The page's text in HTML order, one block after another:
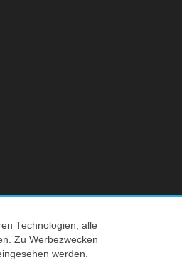
© 2026 Tecedo
Technologien, alle
Zu Werbezwecken
werden.